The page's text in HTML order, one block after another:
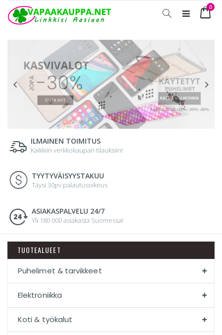
Toggle
0
ILMAINEN TOIMITUS
Kaikkiin verkkokaupan tilauksiin!
TYYTYVÄISYYSTAKUU
Täysi 30pv palautusoikeus
ASIAKASPALVELU 24/7
Yli 180 000 asiakasta Suomessa!
TUOTEALUEET
Puhelimet & tarvikkeet
Elektroniikka
Koti & työkalut